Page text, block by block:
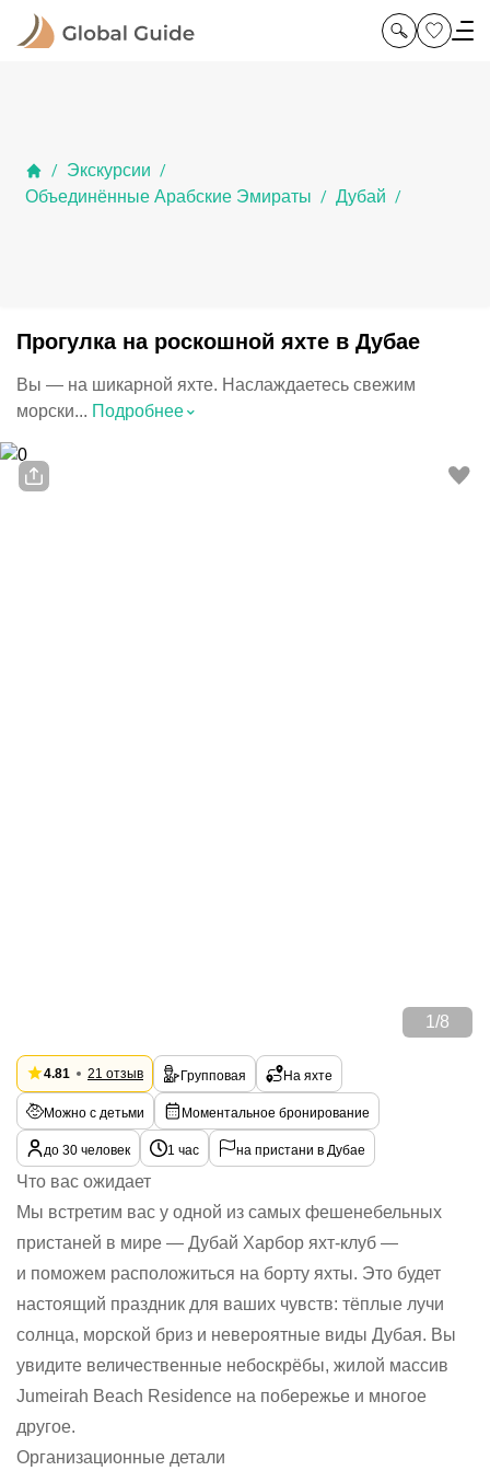
/ Экскурсии /
Объединённые Арабские Эмираты / Дубай /
Прогулка на роскошной яхте в Дубае
Вы — на шикарной яхте. Наслаждаетесь свежим
морски... Подробнее⌃
1 /8
4.81 21 отзыв Групповая На яхте
Можно с детьми Моментальное бронирование
до 30 человек 1 час на пристани в Дубае
Что вас ожидает
Мы встретим вас у одной из самых фешенебельных
пристаней в мире — Дубай Харбор яхт-клуб —
и поможем расположиться на борту яхты. Это будет
настоящий праздник для ваших чувств: тёплые лучи
солнца, морской бриз и невероятные виды Дубая. Вы
увидите величественные небоскрёбы, жилой массив
Jumeirah Beach Residence на побережье и многое
другое.
Организационные детали